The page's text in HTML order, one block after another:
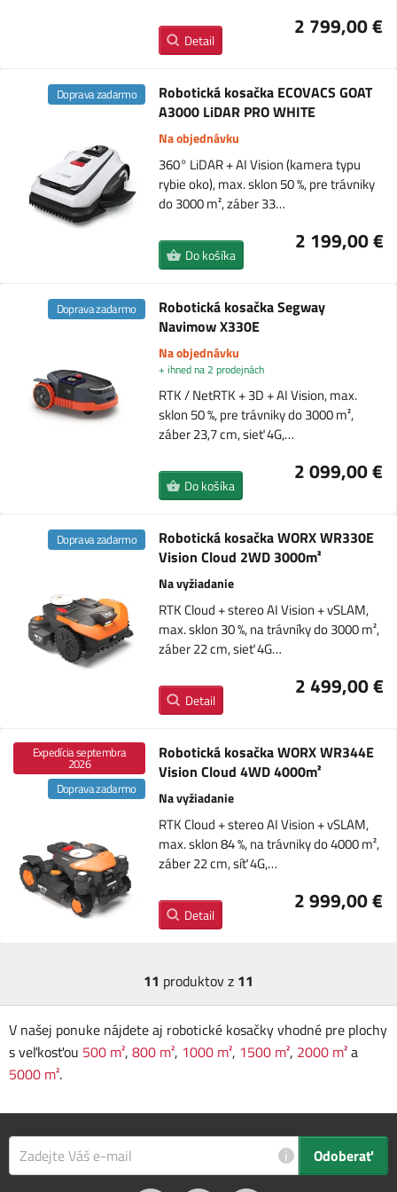
2 799,00 €
Detail
Robotická kosačka ECOVACS GOAT
A3000 LiDAR PRO WHITE
Doprava zadarmo
Na objednávku
360° LiDAR + AI Vision (kamera typu
rybie oko), max. sklon 50 %, pre trávniky
do 3000 m², záber 33…
2 199,00 €
Do košíka
Robotická kosačka Segway
Navimow X330E
Doprava zadarmo
Na objednávku
+ ihned na 2 prodejnách
RTK / NetRTK + 3D + AI Vision, max.
sklon 50 %, pre trávniky do 3000 m²,
záber 23,7 cm, sieť 4G,…
2 099,00 €
Do košíka
Robotická kosačka WORX WR330E
Vision Cloud 2WD 3000m²
Doprava zadarmo
Na vyžiadanie
RTK Cloud + stereo AI Vision + vSLAM,
max. sklon 30 %, na trávníky do 3000 m²,
záber 22 cm, sieť 4G…
2 499,00 €
Detail
Robotická kosačka WORX WR344E
Vision Cloud 4WD 4000m²
Expedícia septembra
2026
Doprava zadarmo
Na vyžiadanie
RTK Cloud + stereo AI Vision + vSLAM,
max. sklon 84 %, na trávniky do 4000 m²,
záber 22 cm, síť 4G,…
2 999,00 €
Detail
11 produktov z 11
V našej ponuke nájdete aj robotické kosačky vhodné pre plochy
s veľkosťou 500 m², 800 m², 1000 m², 1500 m², 2000 m²a
5000 m².
i Odoberať